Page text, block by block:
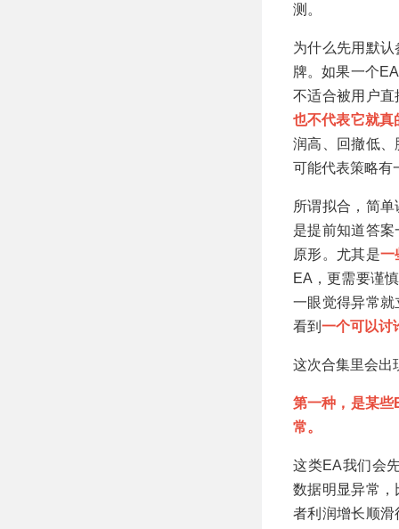
测。
为什么先用默
牌。如果一个
不适合被用户
也不代表它就真
润高、回撤低
可能代表策略有
所谓拟合，简
是提前知道答
原形。尤其是一
EA，更需要谨
一眼觉得异常
看到 一个可以讨
这次合集里会出
第一种，是某些
常。
这类EA我们会
数据明显异常
者利润增长顺